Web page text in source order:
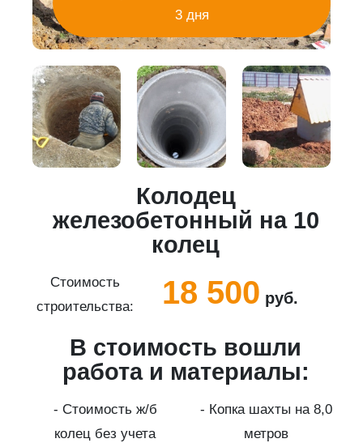
3 дня
Колодец
железобетонный на 10
колец
Стоимость
строительства:
18 500 руб.
В стоимость вошли
работа и материалы:
- Стоимость ж/б
колец без учета
- Копка шахты на 8,0
метров